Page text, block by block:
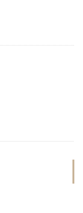
易現場 數量